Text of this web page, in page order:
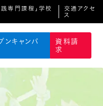
専門課程」学校
交通アクセ
ス
ンキャンパ
資料請
求